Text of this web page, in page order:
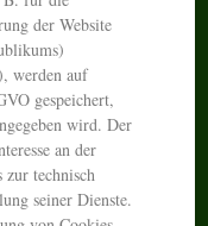
der Website
werden auf
gespeichert,
wird. Der
an der
zur technisch
seiner Dienste.